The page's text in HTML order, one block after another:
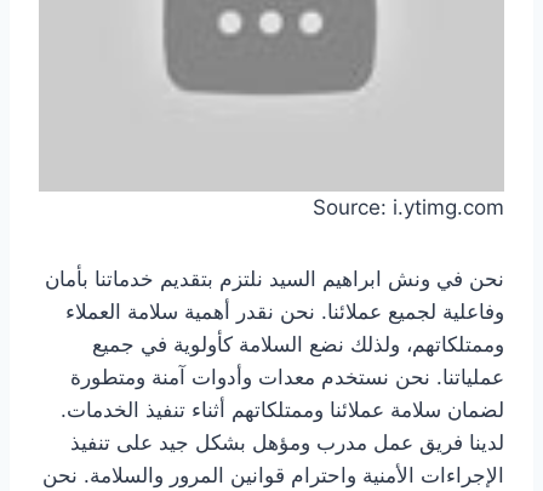
Source: i.ytimg.com
نحن في ونش ابراهيم السيد نلتزم بتقديم خدماتنا بأمان
وفاعلية لجميع عملائنا. نحن نقدر أهمية سلامة العملاء
وممتلكاتهم، ولذلك نضع السلامة كأولوية في جميع
عملياتنا. نحن نستخدم معدات وأدوات آمنة ومتطورة
لضمان سلامة عملائنا وممتلكاتهم أثناء تنفيذ الخدمات.
لدينا فريق عمل مدرب ومؤهل بشكل جيد على تنفيذ
الإجراءات الأمنية واحترام قوانين المرور والسلامة. نحن